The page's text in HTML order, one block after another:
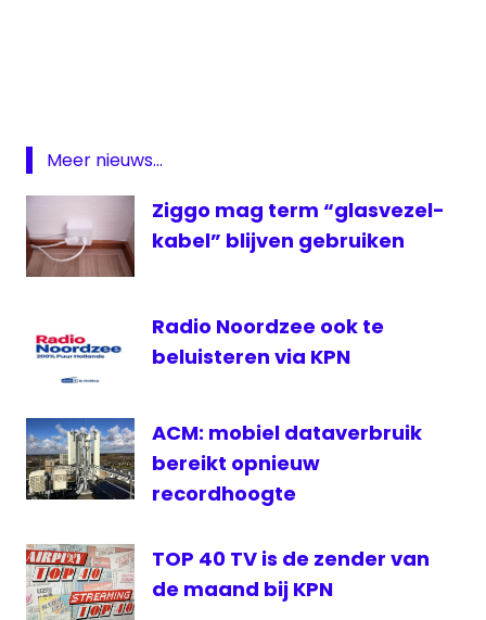
Mobile
Vodafone
VodafoneZiggo
Meer nieuws...
Ziggo mag term “glasvezel-
kabel” blijven gebruiken
Radio Noordzee ook te
beluisteren via KPN
ACM: mobiel dataverbruik
bereikt opnieuw
recordhoogte
TOP 40 TV is de zender van
de maand bij KPN